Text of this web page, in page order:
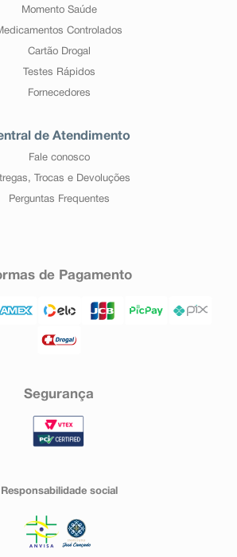
Momento Saúde
Controlados
Cartão Drogal
Testes Rápidos
Fornecedores
de Atendimento
Fale conosco
Trocas e Devoluções
Perguntas Frequentes
de Pagamento
Segurança
Responsabilidade social